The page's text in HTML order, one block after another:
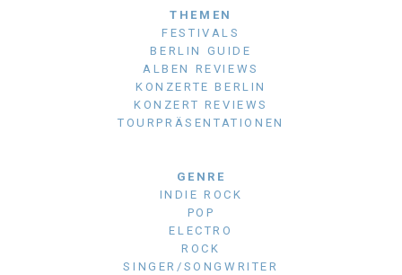
THEMEN
FESTIVALS
BERLIN GUIDE
ALBEN REVIEWS
KONZERTE BERLIN
KONZERT REVIEWS
TOURPRÄSENTATIONEN
GENRE
INDIE ROCK
POP
ELECTRO
ROCK
SINGER/SONGWRITER